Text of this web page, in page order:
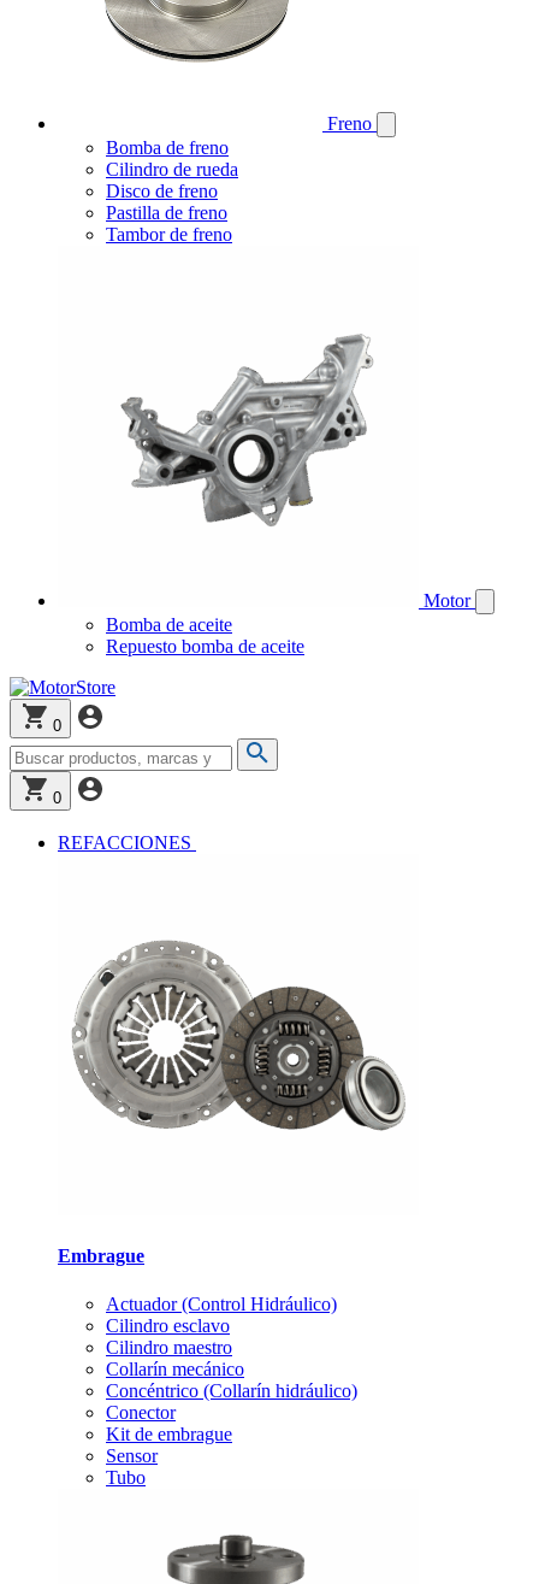
Freno
Bomba de freno
Cilindro de rueda
Disco de freno
Pastilla de freno
Tambor de freno
Motor
Bomba de aceite
Repuesto bomba de aceite
0
0
REFACCIONES
Embrague
Actuador (Control Hidráulico)
Cilindro esclavo
Cilindro maestro
Collarín mecánico
Concéntrico (Collarín hidráulico)
Conector
Kit de embrague
Sensor
Tubo